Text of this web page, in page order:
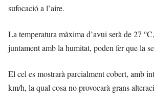
sufocació a l’aire.
La temperatura màxima d’avui serà de 27
juntament amb la humitat, poden fer que la
El cel es mostrarà parcialment cobert, amb
km/h, la qual cosa no provocarà grans